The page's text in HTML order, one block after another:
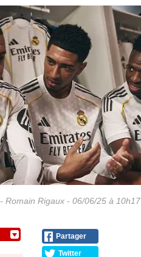
- Romain Rigaux - 06/06/25 à 10h17
Partager
Twitter